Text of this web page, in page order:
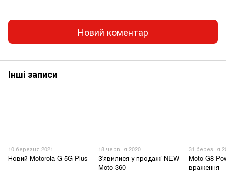
Новий коментар
Інші записи
10 березня 2021
Новий Motorola G 5G Plus
18 червня 2020
З'явилися у продажі NEW
Moto 360
31 березня
Moto G8
враження